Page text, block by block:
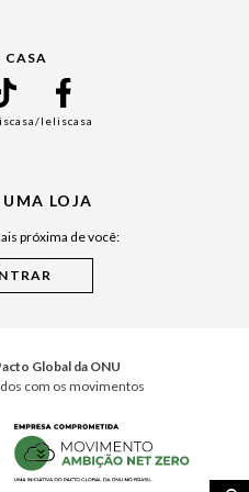
CASA
/leliscasa
LOJA
próxima de você:
Global da ONU
com os movimentos